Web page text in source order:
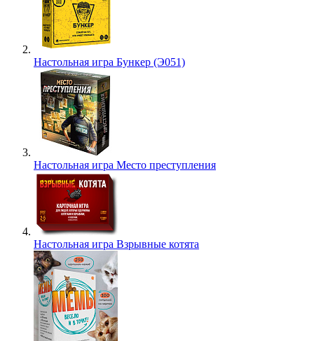
Настольная игра Бункер (Э051)
Настольная игра Место преступления
Настольная игра Взрывные котята